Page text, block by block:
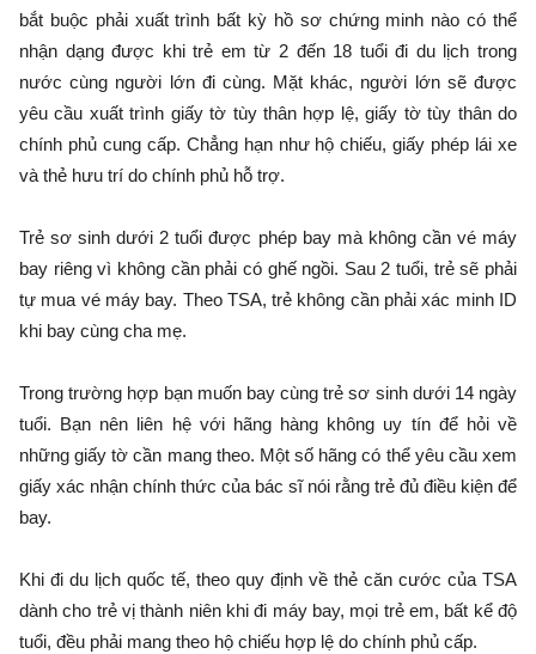
bắt buộc phải xuất trình bất kỳ hồ sơ chứng minh nào có thể
nhận dạng được khi trẻ em từ 2 đến 18 tuổi đi du lịch trong
nước cùng người lớn đi cùng. Mặt khác, người lớn sẽ được
yêu cầu xuất trình giấy tờ tùy thân hợp lệ, giấy tờ tùy thân do
chính phủ cung cấp. Chẳng hạn như hộ chiếu, giấy phép lái xe
và thẻ hưu trí do chính phủ hỗ trợ.
Trẻ sơ sinh dưới 2 tuổi được phép bay mà không cần vé máy
bay riêng vì không cần phải có ghế ngồi. Sau 2 tuổi, trẻ sẽ phải
tự mua vé máy bay. Theo TSA, trẻ không cần phải xác minh ID
khi bay cùng cha mẹ.
Trong trường hợp bạn muốn bay cùng trẻ sơ sinh dưới 14 ngày
tuổi. Bạn nên liên hệ với hãng hàng không uy tín để hỏi về
những giấy tờ cần mang theo. Một số hãng có thể yêu cầu xem
giấy xác nhận chính thức của bác sĩ nói rằng trẻ đủ điều kiện để
bay.
Khi đi du lịch quốc tế, theo quy định về thẻ căn cước của TSA
dành cho trẻ vị thành niên khi đi máy bay, mọi trẻ em, bất kể độ
tuổi, đều phải mang theo hộ chiếu hợp lệ do chính phủ cấp.